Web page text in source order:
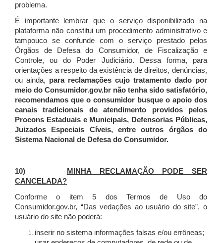
problema.
É importante lembrar que o serviço disponibilizado na
plataforma não constitui um procedimento administrativo e
tampouco se confunde com o serviço prestado pelos
Órgãos de Defesa do Consumidor, de Fiscalização e
Controle, ou do Poder Judiciário. Dessa forma, para
orientações a respeito da existência de direitos, denúncias,
ou ainda, para reclamações cujo tratamento dado por
meio do Consumidor.gov.br não tenha sido satisfatório,
recomendamos que o consumidor busque o apoio dos
canais tradicionais de atendimento providos pelos
Procons Estaduais e Municipais, Defensorias Públicas,
Juizados Especiais Cíveis, entre outros órgãos do
Sistema Nacional de Defesa do Consumidor.
10)
MINHA RECLAMAÇÃO PODE SER
CANCELADA?
Conforme o item 5 dos Termos de Uso do
Consumidor.gov.br, “Das vedações ao usuário do site”, o
usuário do site não poderá:
inserir no sistema informações falsas e/ou errôneas;